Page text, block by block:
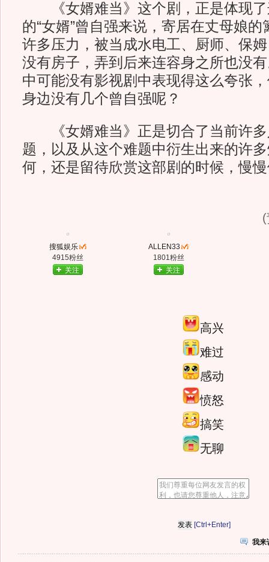
《女婿难当》这个剧，正是体现了
的“女婿”曾自强来说，寄居在丈母娘
许多压力，被当成水电工、厨师、保
没有房子，弄到后来连容身之所也没
中可能没有影视剧中表现得这么夸张
身边没有几个曾自强呢？
《女婿难当》正是切合了当前许多
题，以及从这个难题中衍生出来的许
何，还是留待欣赏这部剧的时候，慢
搜狐娱乐
4915粉丝
关注
ALLEN33
1801粉丝
关注
高兴
难过
感动
愤怒
搞笑
无聊
[Ctrl+Enter]
我来